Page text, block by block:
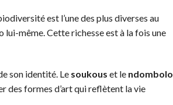
est l’une des plus diverses au
même. Cette richesse est à la fois une
son identité. Le soukous et le ndombolo
des formes d’art qui reflètent la vie